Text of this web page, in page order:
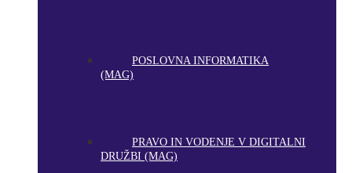
POSLOVNA INFORMATIKA
(MAG)
PRAVO IN VODENJE V DIGITALNI
DRUŽBI (MAG)